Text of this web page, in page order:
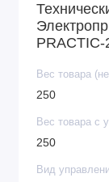
PRACTIC-
Вес товара
250
Вес товара с
250
Вид